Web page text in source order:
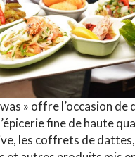
» offre l’occasion de
fine de haute
les coffrets de